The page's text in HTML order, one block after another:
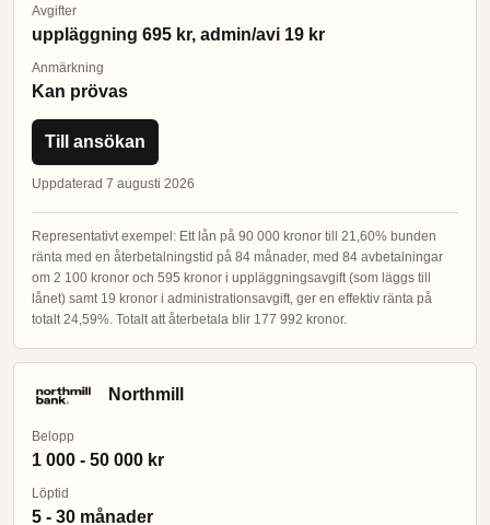
Avgifter
uppläggning 695 kr, admin/avi 19 kr
Anmärkning
Kan prövas
Till ansökan
Uppdaterad 7 augusti 2026
Representativt exempel: Ett lån på 90 000 kronor till 21,60% bunden
ränta med en återbetalningstid på 84 månader, med 84 avbetalningar
om 2 100 kronor och 595 kronor i uppläggningsavgift (som läggs till
lånet) samt 19 kronor i administrationsavgift, ger en effektiv ränta på
totalt 24,59%. Totalt att återbetala blir 177 992 kronor.
Northmill
Belopp
1 000 - 50 000 kr
Löptid
5 - 30 månader